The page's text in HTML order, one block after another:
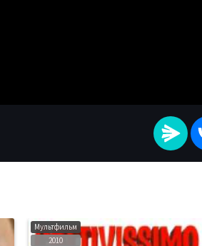
Мультфильм
2010